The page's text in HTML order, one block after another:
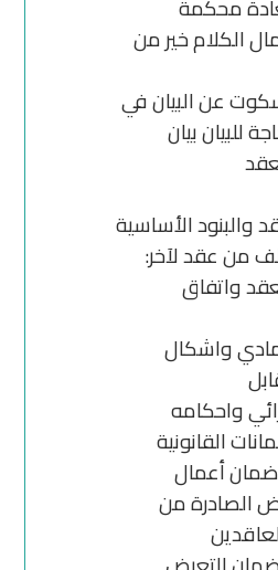
محكمة
الكلام خير من
عن البيان في
للبيان بيان
والبنود الأساسية
من عقد لآخر:
واتفاق
واشكال
واحكامه
القانونية
ضمان أعمال
الصادرة من